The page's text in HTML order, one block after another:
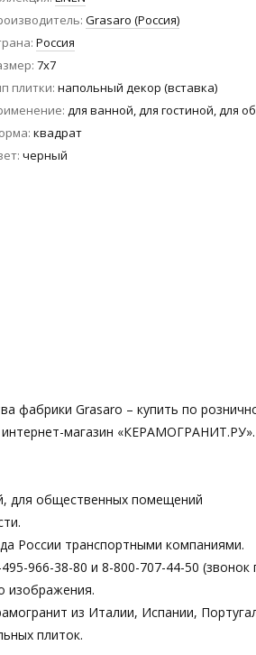
Grasaro (Россия)
Россия
7x7
плитки напольный декор (вставка)
для ванной, для гостиной, для
квадрат
черный
фабрики Grasaro – купить по
интернет-магазин
для общественных помещений
России транспортными компаниями.
966-38-80 и 8-800-707-44-50 (звонок
изображения.
из Италии, Испании,
плиток.